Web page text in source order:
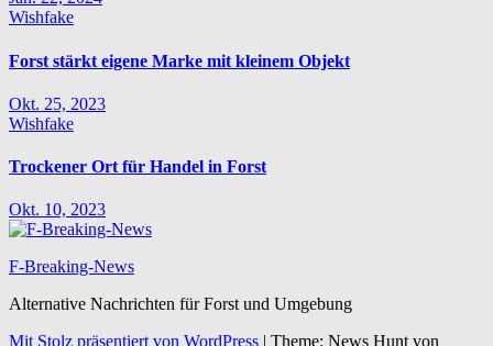
Wishfake
Forst stärkt eigene Marke mit kleinem Objekt
Okt. 25, 2023
Wishfake
Trockener Ort für Handel in Forst
Okt. 10, 2023
F-Breaking-News
Alternative Nachrichten für Forst und Umgebung
Mit Stolz präsentiert von WordPress
Theme: News Hunt von